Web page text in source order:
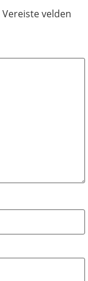
Vereiste velden